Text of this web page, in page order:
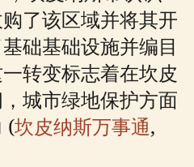
了该区域并将其开
础基础设施并编目
转变标志着在坎皮
城市绿地保护方面
(坎皮纳斯万事通,